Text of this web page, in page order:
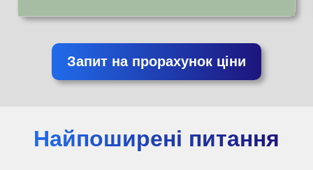
Запит на прорахунок ціни
Найпоширені питання